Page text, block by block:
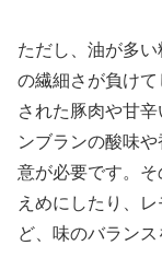
ただし、油が多
の繊細さが負け
された豚肉や甘
ンブランの酸味
意が必要です。
えめにしたり、
ど、味のバランス